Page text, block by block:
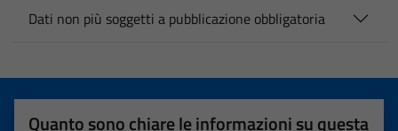
Dati non più soggetti a pubblicazione obbligatoria
Quanto sono chiare le informazioni su questa